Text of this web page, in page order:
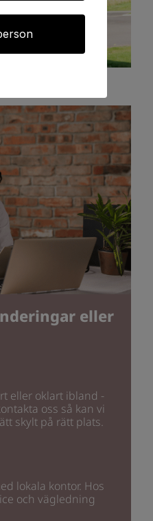
eller
eller oklart ibland -
oss så kan vi
skylt på rätt plats.
lokala kontor. Hos
och vägledning